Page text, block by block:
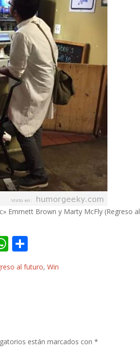
Emmett Brown y Marty McFly (Regreso al
W
h
at
p
o
m
r
al futuro,Win
están marcados con*